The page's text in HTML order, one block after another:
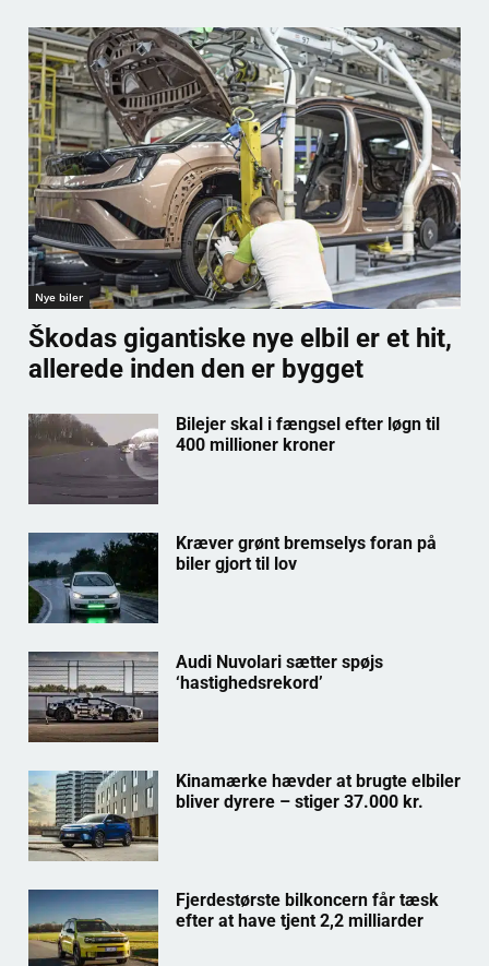
Nye biler
Škodas gigantiske nye elbil er et hit,
allerede inden den er bygget
Bilejer skal i fængsel efter løgn til
400 millioner kroner
Kræver grønt bremselys foran på
biler gjort til lov
Audi Nuvolari sætter spøjs
‘hastighedsrekord’
Kinamærke hævder at brugte elbiler
bliver dyrere – stiger 37.000 kr.
Fjerdestørste bilkoncern får tæsk
efter at have tjent 2,2 milliarder